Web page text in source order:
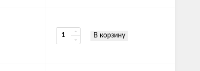
В корзину